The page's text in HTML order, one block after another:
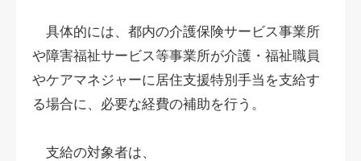
具体的には、都内の介護保険サービス事業所
や障害福祉サービス等事業所が介護・福祉職員
やケアマネジャーに居住支援特別手当を支給す
る場合に、必要な経費の補助を行う。
支給の対象者は、